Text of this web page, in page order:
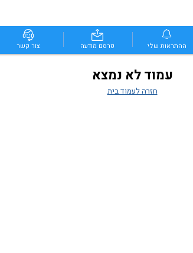
ההתראות שלי פרסם מודעה צור קשר
עמוד לא נמצא
חזרה לעמוד בית